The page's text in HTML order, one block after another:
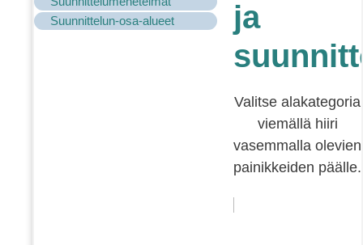
Suunnittelun-osa-alueet
ja
Valitse alakategoria
viemällä hiiri
vasemmalla olevien
painikkeiden päälle.